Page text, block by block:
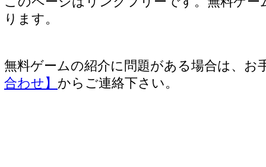
ります。
無料ゲームの紹介に問題がある場合は、お
合わせ】 からご連絡下さい。